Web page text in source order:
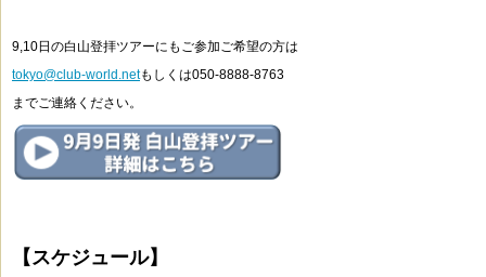
9,10日の白山登拝ツアーにもご参加ご希望の方は
tokyo@club-world.netもしくは050-8888-8763
までご連絡ください。
【スケジュール】